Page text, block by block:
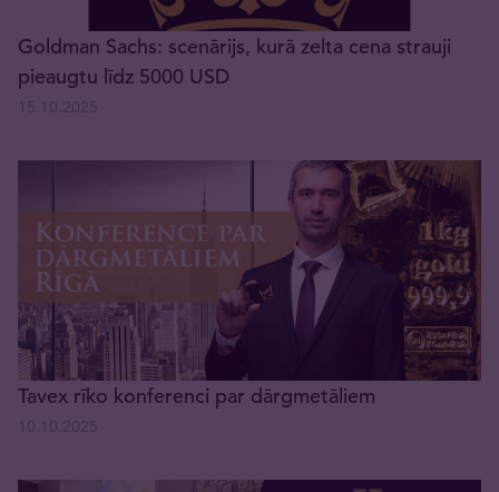
Goldman Sachs: scenārijs, kurā zelta cena strauji
pieaugtu līdz 5000 USD
Tavex rīko konferenci par dārgmetāliem